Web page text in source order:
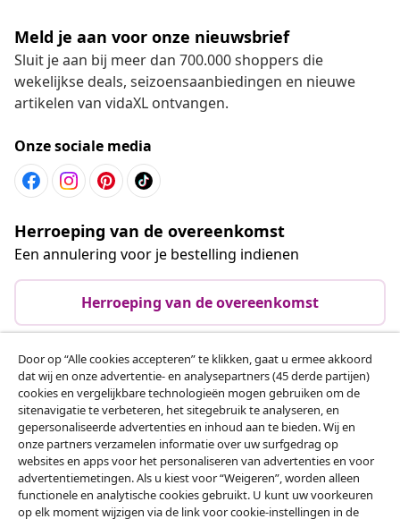
Meld je aan voor onze nieuwsbrief
Sluit je aan bij meer dan 700.000 shoppers die
wekelijkse deals, seizoensaanbiedingen en nieuwe
artikelen van vidaXL ontvangen.
Onze sociale media
Herroeping van de overeenkomst
Een annulering voor je bestelling indienen
Herroeping van de overeenkomst
Klantenservice
Zakelijk
vidaXL
Door op “Alle cookies accepteren” te klikken, gaat u ermee akkoord
dat wij en onze advertentie- en analysepartners (45 derde partijen)
cookies en vergelijkbare technologieën mogen gebruiken om de
sitenavigatie te verbeteren, het sitegebruik te analyseren, en
gepersonaliseerde advertenties en inhoud aan te bieden. Wij en
onze partners verzamelen informatie over uw surfgedrag op
websites en apps voor het personaliseren van advertenties en voor
advertentiemetingen. Als u kiest voor “Weigeren”, worden alleen
functionele en analytische cookies gebruikt. U kunt uw voorkeuren
op elk moment wijzigen via de link voor cookie-instellingen in de